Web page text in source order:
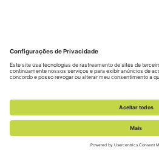
Termos de Serviço
Política de Cookies